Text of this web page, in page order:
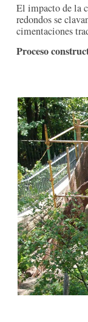
El impacto de la
redondos se
cimentaciones
Proceso